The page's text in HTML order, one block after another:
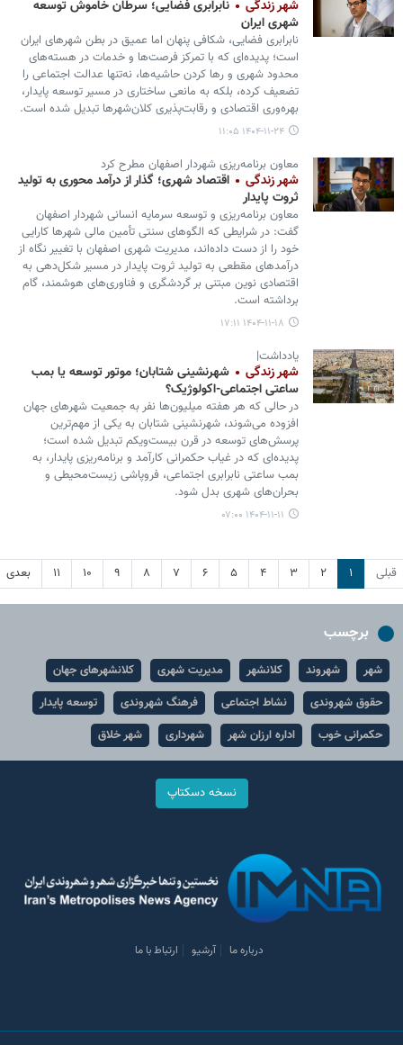
شهر زندگی
نابرابری فضایی؛ سرطان خاموش توسعه
شهری ایران
نابرابری فضایی، شکافی پنهان اما عمیق در بطن شهرهای ایران
است؛ پدیده‌ای که با تمرکز فرصت‌ها و خدمات در هسته‌های
محدود شهری و رها کردن حاشیه‌ها، نه‌تنها عدالت اجتماعی را
تضعیف کرده، بلکه به مانعی ساختاری در مسیر توسعه پایدار،
بهره‌وری اقتصادی و رقابت‌پذیری کلان‌شهرها تبدیل شده است.
۱۴۰۴-۱۱-۲۴ ۱۱:۰۵
معاون برنامه‌ریزی شهردار اصفهان مطرح کرد
شهر زندگی
اقتصاد شهری؛ گذار از درآمد محوری به تولید
ثروت پایدار
معاون برنامه‌ریزی و توسعه سرمایه انسانی شهردار اصفهان
گفت: در شرایطی که الگوهای سنتی تأمین مالی شهرها کارایی
خود را از دست داده‌اند، مدیریت شهری اصفهان با تغییر نگاه از
درآمدهای مقطعی به تولید ثروت پایدار در مسیر شکل‌دهی به
اقتصادی نوین مبتنی بر گردشگری و فناوری‌های هوشمند، گام
برداشته است.
۱۴۰۴-۱۱-۱۸ ۱۷:۱۱
یادداشت|
شهر زندگی
شهرنشینی شتابان؛ موتور توسعه یا بمب
ساعتی اجتماعی-اکولوژیک؟
در حالی که هر هفته میلیون‌ها نفر به جمعیت شهرهای جهان
افزوده می‌شوند، شهرنشینی شتابان به یکی از مهم‌ترین
پرسش‌های توسعه در قرن بیست‌ویکم تبدیل شده است؛
پدیده‌ای که در غیاب حکمرانی کارآمد و برنامه‌ریزی پایدار، به
بمب ساعتی نابرابری اجتماعی، فروپاشی زیست‌محیطی و
بحران‌های شهری بدل شود.
۱۴۰۴-۱۱-۱۱ ۰۷:۰۰
قبلی ۱ ۲ ۳ ۴ ۵ ۶ ۷ ۸ ۹ ۱۰ ۱۱ بعدی
برچسب
شهر شهروند کلانشهر مدیریت شهری
کلانشهرهای جهان
حقوق شهروندی
نشاط اجتماعی فرهنگ شهروندی
توسعه پایدار
حکمرانی خوب
اداره ارزان شهر شهرداری شهر خلاق
نسخه دسکتاپ
درباره ما آرشیو ارتباط با ما